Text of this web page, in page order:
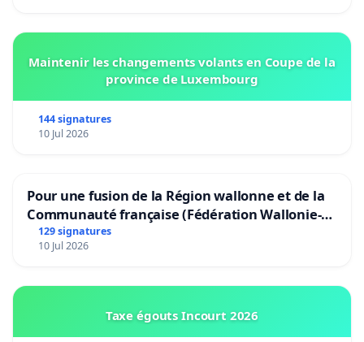
Maintenir les changements volants en Coupe de la
province de Luxembourg
144 signatures
10 Jul 2026
Pour une fusion de la Région wallonne et de la
Communauté française (Fédération Wallonie-
Bruxelles)
129 signatures
10 Jul 2026
Taxe égouts Incourt 2026